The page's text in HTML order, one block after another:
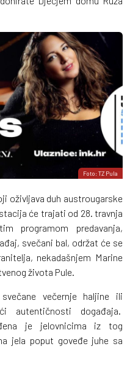
Foto: TZ Pula
oživljava duh austrougarske
će trajati od 28. travnja
programom predavanja,
svečani bal, održat će se
nekadašnjem Marine
života Pule.
večernje haljine ili
autentičnosti događaja.
je jelovnicima iz tog
jela poput goveđe juhe sa